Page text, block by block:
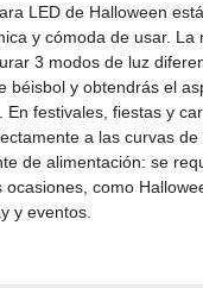
LED de Halloween
y cómoda de usar.
3 modos de luz
béisbol y obtendrás el
En festivales, fiestas y
a las curvas
de alimentación: se
como
y eventos.